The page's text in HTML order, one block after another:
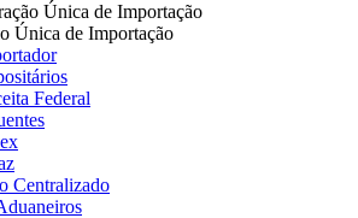
Única de Importação
Única de Importação
Federal
Centralizado